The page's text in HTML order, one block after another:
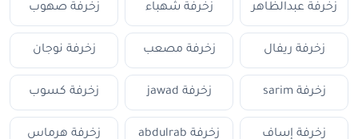
زخرفة عبدالظاهر زخرفة شهباء زخرفة صهوب
زخرفة ريفال زخرفة مصعب زخرفة نوجان
زخرفة sarim زخرفة jawad زخرفة كسوب
زخرفة إساف زخرفة abdulrab زخرفة هرماس